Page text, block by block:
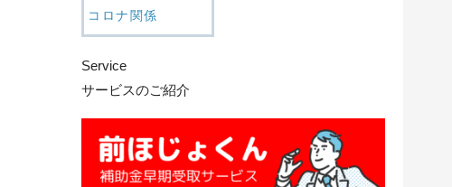
コロナ関係
Service
サービスのご紹介